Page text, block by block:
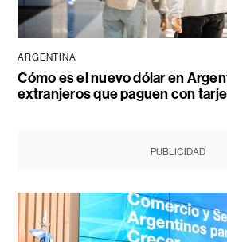
ARGENTINA
Cómo es el nuevo dólar en
extranjeros que paguen con
PUBLICIDAD